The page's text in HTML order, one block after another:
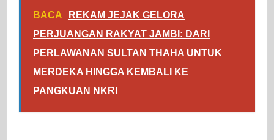
BACA
REKAM JEJAK GELORA
PERJUANGAN RAKYAT JAMBI: DARI
PERLAWANAN SULTAN THAHA UNTUK
MERDEKA HINGGA KEMBALI KE
PANGKUAN NKRI